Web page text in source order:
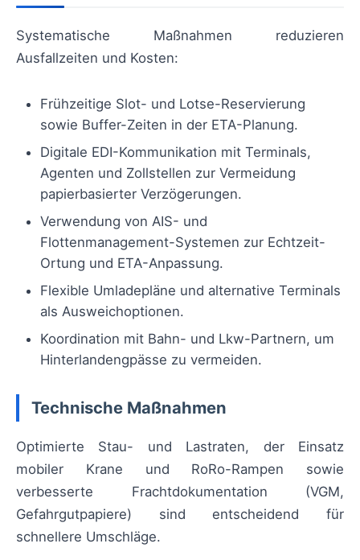
Systematische Maßnahmen reduzieren
Ausfallzeiten und Kosten:
Frühzeitige Slot- und Lotse-Reservierung
sowie Buffer-Zeiten in der ETA-Planung.
Digitale EDI-Kommunikation mit Terminals,
Agenten und Zollstellen zur Vermeidung
papierbasierter Verzögerungen.
Verwendung von AIS- und
Flottenmanagement-Systemen zur Echtzeit-
Ortung und ETA-Anpassung.
Flexible Umladepläne und alternative Terminals
als Ausweichoptionen.
Koordination mit Bahn- und Lkw-Partnern, um
Hinterlandengpässe zu vermeiden.
Technische Maßnahmen
Optimierte Stau- und Lastraten, der Einsatz
mobiler Krane und RoRo-Rampen sowie
verbesserte Frachtdokumentation (VGM,
Gefahrgutpapiere) sind entscheidend für
schnellere Umschläge.